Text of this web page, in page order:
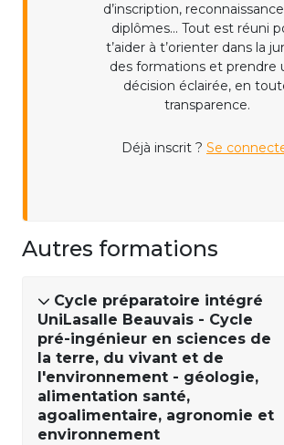
d’inscription,
diplômes... Tout est réuni
t’aider à t’orienter dans la
des formations et prendre
décision éclairée, en
transparence.
Déjà inscrit ? Se
Autres formations
Cycle préparatoire intégré
UniLasalle Beauvais - Cycle
pré-ingénieur en sciences de
la terre, du vivant et de
l'environnement - géologie,
alimentation santé,
agoalimentaire, agronomie et
environnement